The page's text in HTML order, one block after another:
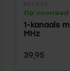
BECKER
Op voorraad
1-kanaals
MHz
39,95